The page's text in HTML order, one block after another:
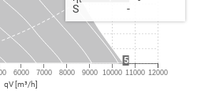
6000 7000 8000 9000 10000 11000 12000
qV [m³/h]
5
S
-